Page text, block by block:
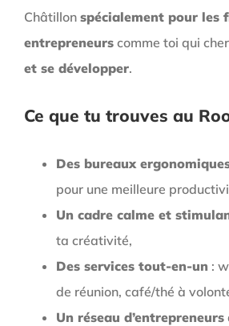
Châtillon spécialement pour les
entrepreneurscomme toi qui
et se développer.
Ce que tu trouves au
Des bureaux
pour une meilleure
Un cadre calme et
ta créativité,
Des services tout-en-un :
de réunion, café/thé à
Un réseau d’entrepreneurs